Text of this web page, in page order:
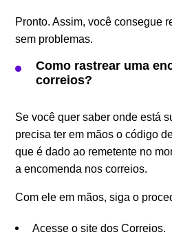
Pronto. Assim, você consegue
sem problemas.
Como rastrear uma
correios?
Se você quer saber onde está
precisa ter em mãos o código
que é dado ao remetente no
a encomenda nos correios.
Com ele em mãos, siga o
Acesse o site dos Correios.